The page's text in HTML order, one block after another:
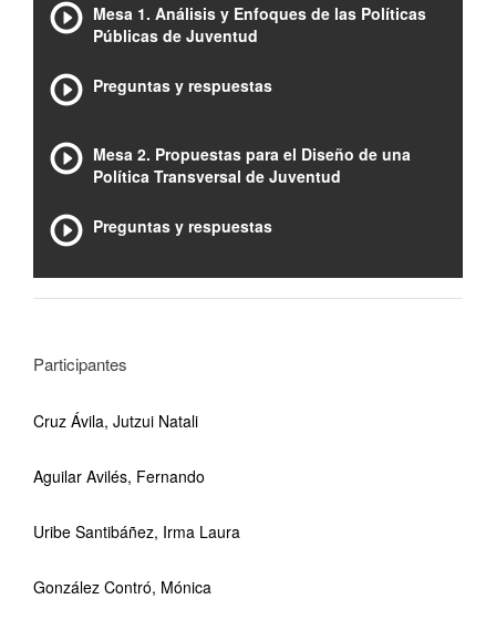
Mesa 1. Análisis y Enfoques de las Políticas
Públicas de Juventud
Preguntas y respuestas
Mesa 2. Propuestas para el Diseño de una
Política Transversal de Juventud
Preguntas y respuestas
Participantes
Cruz Ávila, Jutzui Natali
Aguilar Avilés, Fernando
Uribe Santibáñez, Irma Laura
González Contró, Mónica